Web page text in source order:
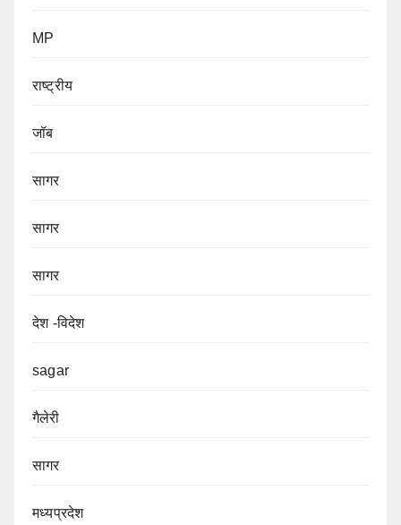
MP
राष्ट्रीय
जॉब
सागर
सागर
सागर
देश -विदेश
sagar
गैलेरी
सागर
मध्यप्रदेश